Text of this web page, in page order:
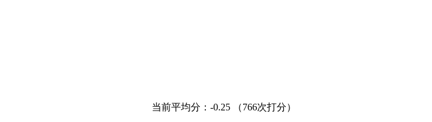
当前平均分： -0.25 （766次打分）